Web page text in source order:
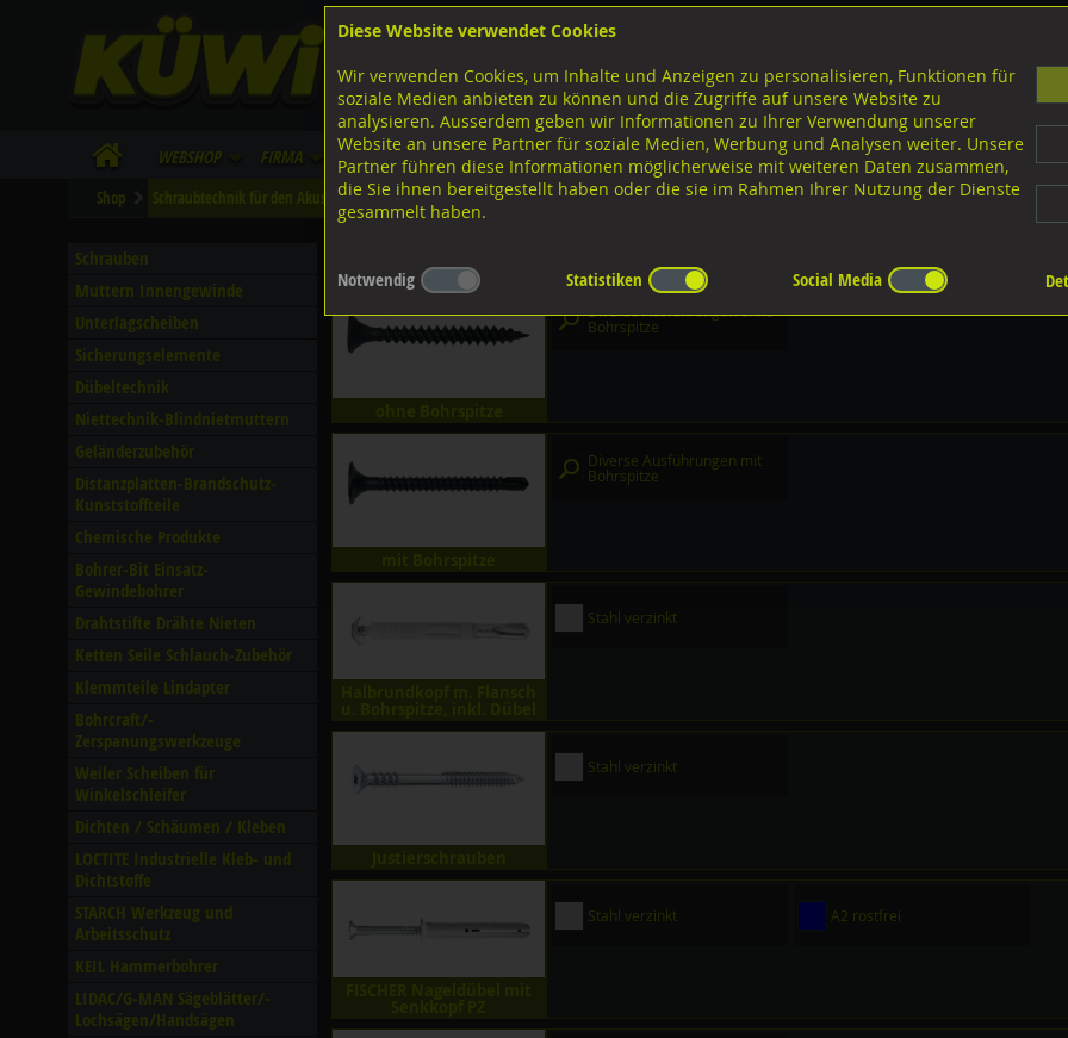
Lagerstrasse 8
Tel. 043 455 20 30
FB
IG
WebShop Firma Lieferinfo Infos/Downloads
Shop Schraubtechnik für den Akustik- und Trockenbau
Schrauben
Muttern Innengewinde
Unterlagscheiben
Sicherungselemente
Dübeltechnik
Niettechnik-Blindnietmuttern
Geländerzubehör
Distanzplatten-Brandschutz-
Kunststoffteile
Chemische Produkte
Bohrer-Bit Einsatz-
Gewindebohrer
Drahtstifte Drähte Nieten
Ketten Seile Schlauch-Zubehör
Klemmteile Lindapter
Bohrcraft/­
Zerspanungswerkzeuge
Weiler Scheiben für
Winkelschleifer
Dichten /­ Schäumen /­ Kleben
LOCTITE Industrielle Kleb- und
Dichtstoffe
STARCH Werkzeug und
Arbeitsschutz
KEIL Hammerbohrer
LIDAC/­G-MAN Sägeblätter/­
Lochsägen/­Handsägen
Diverse Ausführungen ohne
Bohrspitze
Diverse Ausführungen mit
Bohrspitze
Stahl verzinkt
Stahl verzinkt
Stahl verzinkt A2 rostfrei
Diese Website verwendet Cookies
Wir verwenden Cookies, um Inhalte und Anzeigen zu personalisieren, Funktionen für
soziale Medien anbieten zu können und die Zugriffe auf unsere Website zu
analysieren. Ausserdem geben wir Informationen zu Ihrer Verwendung unserer
Website an unsere Partner für soziale Medien, Werbung und Analysen weiter. Unsere
Partner führen diese Informationen möglicherweise mit weiteren Daten zusammen,
die Sie ihnen bereitgestellt haben oder die sie im Rahmen Ihrer Nutzung der Dienste
gesammelt haben.
Notwendig Statistiken Social Media